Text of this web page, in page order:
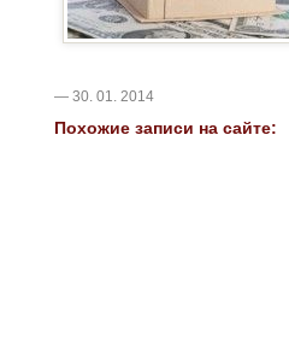
— 30. 01. 2014
Похожие записи на сайте: